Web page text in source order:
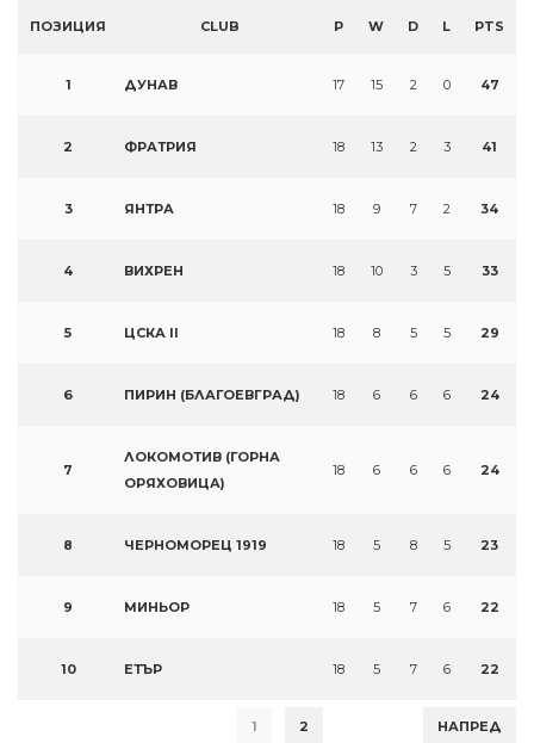
ПОЗИЦИЯ CLUB P W D L PTS
1 ДУНАВ 17 15 2 0 47
2 ФРАТРИЯ 18 13 2 3 41
3 ЯНТРА 18 9 7 2 34
4 ВИХРЕН 18 10 3 5 33
5 ЦСКА II 18 8 5 5 29
6 ПИРИН (БЛАГОЕВГРАД) 18 6 6 6 24
7
ЛОКОМОТИВ (ГОРНА
ОРЯХОВИЦА)
18 6 6 6 24
8 ЧЕРНОМОРЕЦ 1919 18 5 8 5 23
9 МИНЬОР 18 5 7 6 22
10 ЕТЪР 18 5 7 6 22
1 2 НАПРЕД